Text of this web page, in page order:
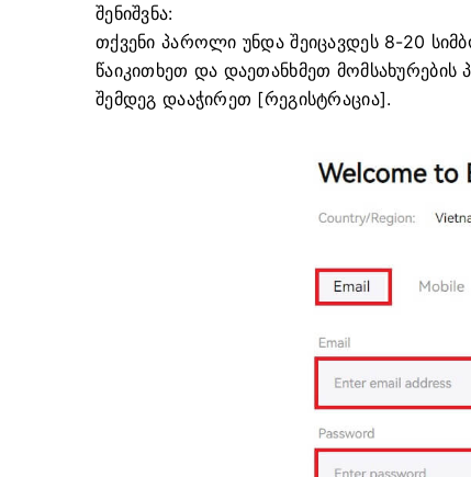
შენიშვნა:
თქვენი პაროლი უნდა შეიცავდეს 8-20
წაიკითხეთ და დაეთანხმეთ
შემდეგ დააჭირეთ [რეგისტრაცია].